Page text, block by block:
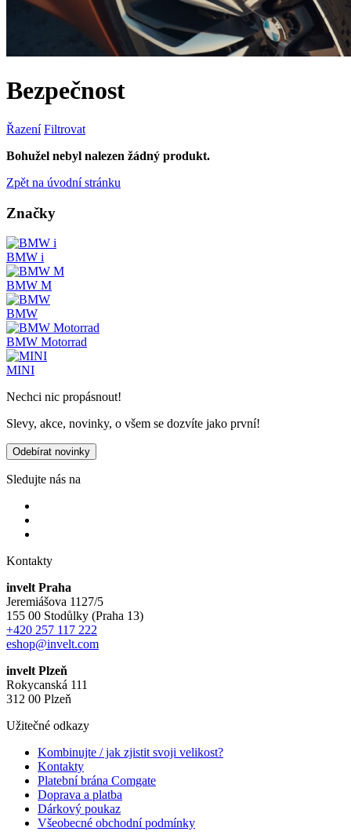
Bezpečnost
Řazení Filtrovat
Bohužel nebyl nalezen žádný produkt.
Zpět na úvodní stránku
Značky
BMW i
BMW M
BMW
BMW Motorrad
MINI
Nechci nic propásnout!
Slevy, akce, novinky, o všem se dozvíte jako první!
Odebírat novinky
Sledujte nás na
Kontakty
invelt Praha
Jeremiášova 1127/5
155 00 Stodůlky (Praha 13)
+420 257 117 222
eshop@invelt.com
invelt Plzeň
Rokycanská 111
312 00 Plzeň
Užitečné odkazy
Kombinujte / jak zjistit svoji velikost?
Kontakty
Platební brána Comgate
Doprava a platba
Dárkový poukaz
Všeobecné obchodní podmínky